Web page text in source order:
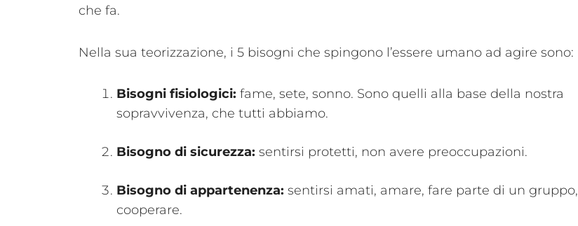
che fa.
Nella sua teorizzazione, i 5 bisogni che spingono l’essere umano ad agire sono:
Bisogni fisiologici: fame, sete, sonno. Sono quelli alla base della nostra
sopravvivenza, che tutti abbiamo.
Bisogno di sicurezza: sentirsi protetti, non avere preoccupazioni.
Bisogno di appartenenza: sentirsi amati, amare, fare parte di un gruppo,
cooperare.